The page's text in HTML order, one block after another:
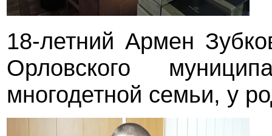
18-летний Армен
Орловского
многодетной семьи, у